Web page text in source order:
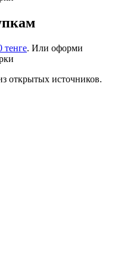
тенге. Или оформи
открытых источников.